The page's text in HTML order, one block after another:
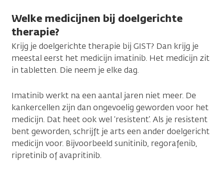
Welke medicijnen bij doelgerichte
therapie?
Krijg je doelgerichte therapie bij GIST? Dan krijg je
meestal eerst het medicijn imatinib. Het medicijn zit
in tabletten. Die neem je elke dag.
Imatinib werkt na een aantal jaren niet meer. De
kankercellen zijn dan ongevoelig geworden voor het
medicijn. Dat heet ook wel ‘resistent’. Als je resistent
bent geworden, schrijft je arts een ander doelgericht
medicijn voor. Bijvoorbeeld sunitinib, regorafenib,
ripretinib of avapritinib.